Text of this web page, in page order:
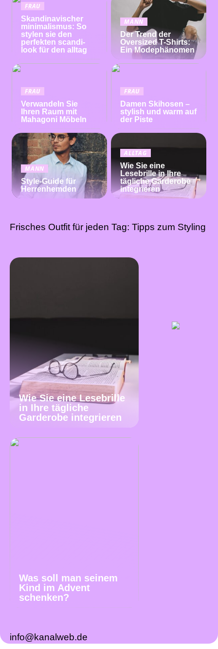
FRAU
Skandinavischer
minimalismus: So
stylen sie den
perfekten scandi-
look für den alltag
MANN
Der Trend der
Oversized T-Shirts:
Ein Modephänomen
FRAU
Verwandeln Sie
Ihren Raum mit
Mahagoni Möbeln
FRAU
Damen Skihosen –
stylish und warm auf
der Piste
MANN
Style-Guide für
Herrenhemden
ALLTAG
Wie Sie eine
Lesebrille in Ihre
tägliche Garderobe
integrieren
Frisches Outfit für jeden Tag: Tipps zum Styling
Wie Sie eine Lesebrille
in Ihre tägliche
Garderobe integrieren
Was soll man seinem
Kind im Advent
schenken?
info@kanalweb.de